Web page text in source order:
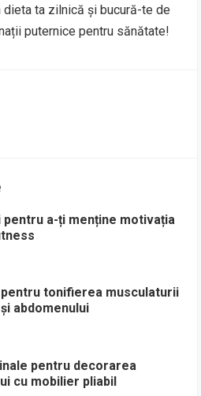
dieta ta zilnică și bucură-te de
puternice pentru sănătate!
pentru a-ți menține motivația
pentru tonifierea musculaturii
abdomenului
pentru decorarea
cu mobilier pliabil